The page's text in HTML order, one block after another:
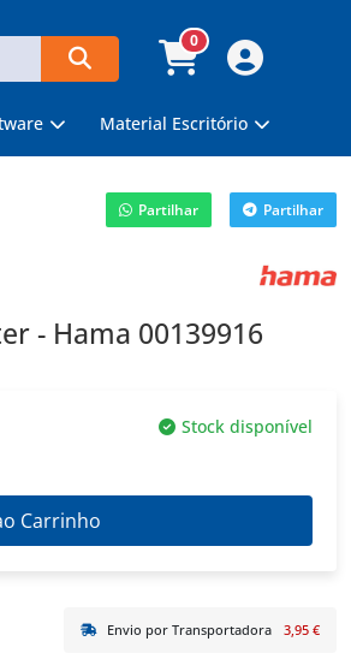
0
Material Escritório
Partilhar Partilhar
- Hama 00139916
Stock disponível
Carrinho
Envio por Transportadora 3,95 €